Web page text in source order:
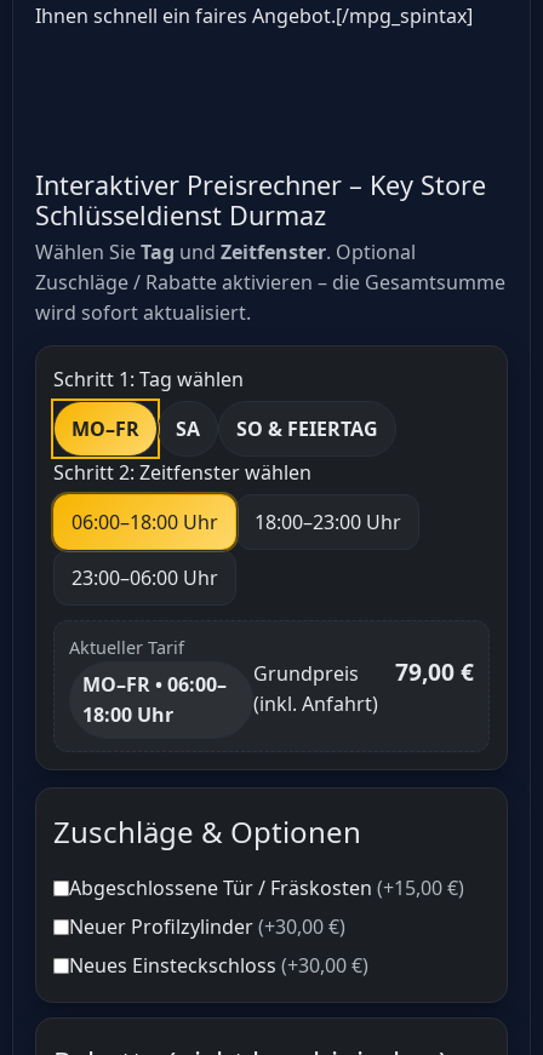
Ihnen schnell ein faires Angebot.[/mpg_spintax]
Interaktiver Preisrechner – Key Store
Schlüsseldienst Durmaz
Wählen SieTag und Zeitfenster. Optional
Zuschläge / Rabatte aktivieren – die Gesamtsumme
wird sofort aktualisiert.
Schritt 1: Tag wählen
MO–FR
SA
SO & FEIERTAG
Schritt 2: Zeitfenster wählen
06:00–18:00 Uhr
18:00–23:00 Uhr
23:00–06:00 Uhr
Aktueller Tarif
MO–FR • 06:00–
18:00 Uhr
Grundpreis
(inkl. Anfahrt)
79,00 €
Zuschläge & Optionen
Abgeschlossene Tür / Fräskosten (+15,00 €)
Neuer Profilzylinder(+30,00 €)
Neues Einsteckschloss (+30,00 €)